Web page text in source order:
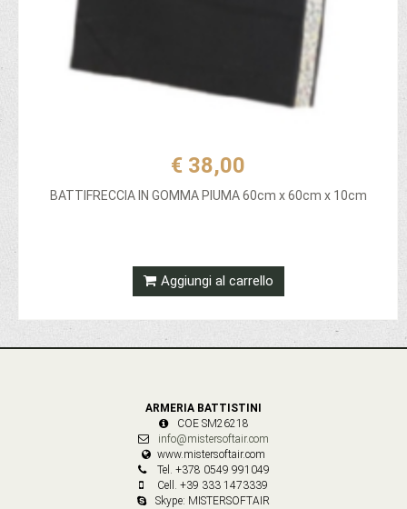
€ 38,00
BATTIFRECCIA IN GOMMA PIUMA 60cm x 60cm x 10cm
Aggiungi al carrello
ARMERIA BATTISTINI
COE SM26218
info@mistersoftair.com
www.mistersoftair.com
Tel. +378 0549 991049
Cell. +39 333 1473339
Skype: MISTERSOFTAIR